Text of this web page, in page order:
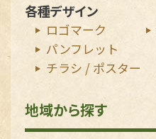
各種デザイン
ロゴマーク
パンフレット
チラシ / ポスター
地域から探す